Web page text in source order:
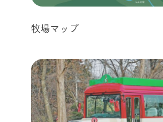
牧場マップ